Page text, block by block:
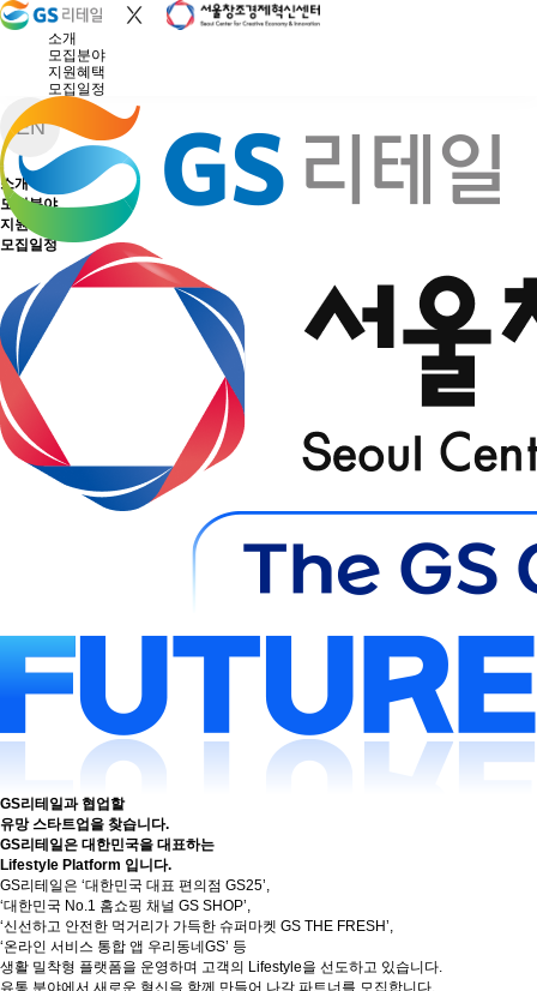
소개
모집분야
지원혜택
모집일정
EN
소개
모집분야
지원혜택
모집일정
GS리테일과 협업할
유망 스타트업을 찾습니다.
GS리테일은 대한민국을 대표하는
Lifestyle Platform 입니다.
GS리테일은 ‘대한민국 대표 편의점 GS25’,
‘대한민국 No.1 홈쇼핑 채널 GS SHOP’,
‘신선하고 안전한 먹거리가 가득한 슈퍼마켓 GS THE FRESH’,
‘온라인 서비스 통합 앱 우리동네GS’ 등
생활 밀착형 플랫폼을 운영하며 고객의 Lifestyle을 선도하고 있습니다.
유통 분야에서 새로운 혁신을 함께 만들어 나갈 파트너를 모집합니다.